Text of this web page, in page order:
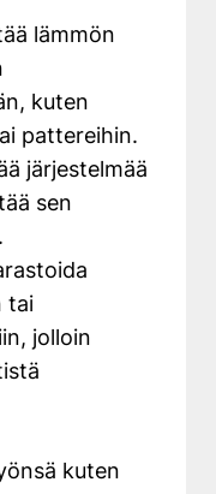
lämmön
kuten
pattereihin.
järjestelmää
sen
tai
jolloin
kuten